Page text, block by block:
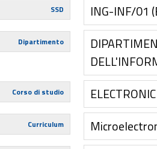
SSD ING-INF/01
Dipartimento
Corso di studio
Curriculum